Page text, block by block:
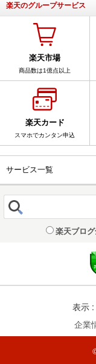
楽天のグループサービス
楽天市場
商品数は1億点以上
楽天カード
スマホでカンタン申込
サービス一覧
楽天ブロ
表示 :
企業